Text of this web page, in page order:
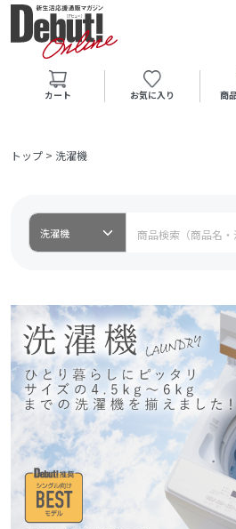
カート お気に入り 商
トップ > 洗濯機